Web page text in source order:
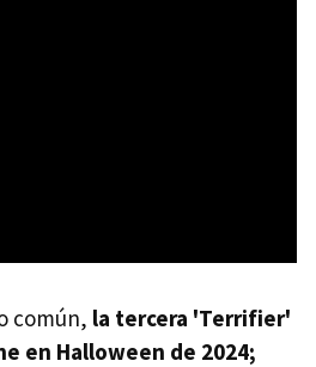
común, la tercera 'Terrifier'
en Halloween de 2024;